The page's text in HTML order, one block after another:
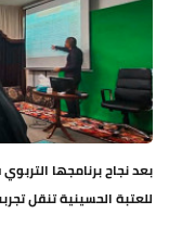
بعد نجاح برنامجها
للعتبة الحسينية تنقل